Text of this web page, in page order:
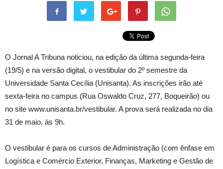
O Jornal A Tribuna noticiou, na edição da última segunda-feira
(19/5) e na versão digital, o vestibular do 2º semestre da
Universidade Santa Cecília (Unisanta). As inscrições irão até
sexta-feira no campus (Rua Oswaldo Cruz, 277, Boqueirão) ou
no site www.unisanta.br/vestibular. A prova será realizada no dia
31 de maio, às 9h.
O vestibular é para os cursos de Administração (com ênfase em
Logística e Comércio Exterior, Finanças, Marketing e Gestão de